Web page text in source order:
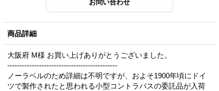
商品詳細
大阪府 M様 お買い上げありがとうございました。
---------------------------------------------
ノーラベルのため詳細は不明ですが、およそ1900年頃にドイ
ツで製作されたと思われる小型コントラバスの委託品が入荷